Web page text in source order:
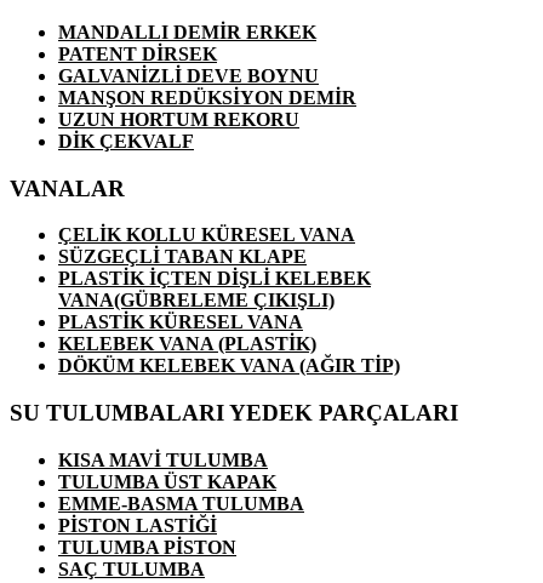
MANDALLI DEMİR ERKEK
PATENT DİRSEK
GALVANİZLİ DEVE BOYNU
MANŞON REDÜKSİYON DEMİR
UZUN HORTUM REKORU
DİK ÇEKVALF
VANALAR
ÇELİK KOLLU KÜRESEL VANA
SÜZGEÇLİ TABAN KLAPE
PLASTİK İÇTEN DİŞLİ KELEBEK
VANA(GÜBRELEME ÇIKIŞLI)
PLASTİK KÜRESEL VANA
KELEBEK VANA (PLASTİK)
DÖKÜM KELEBEK VANA (AĞIR TİP)
SU TULUMBALARI YEDEK PARÇALARI
KISA MAVİ TULUMBA
TULUMBA ÜST KAPAK
EMME-BASMA TULUMBA
PİSTON LASTİĞİ
TULUMBA PİSTON
SAÇ TULUMBA